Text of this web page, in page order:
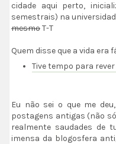
cidade aqui perto,
semestrais) na
mesmoT-T
Quem disse que a vida era
Tive tempo para
Eu não sei o que me
postagens antigas (não
realmente saudades de
imensa da blogosfera